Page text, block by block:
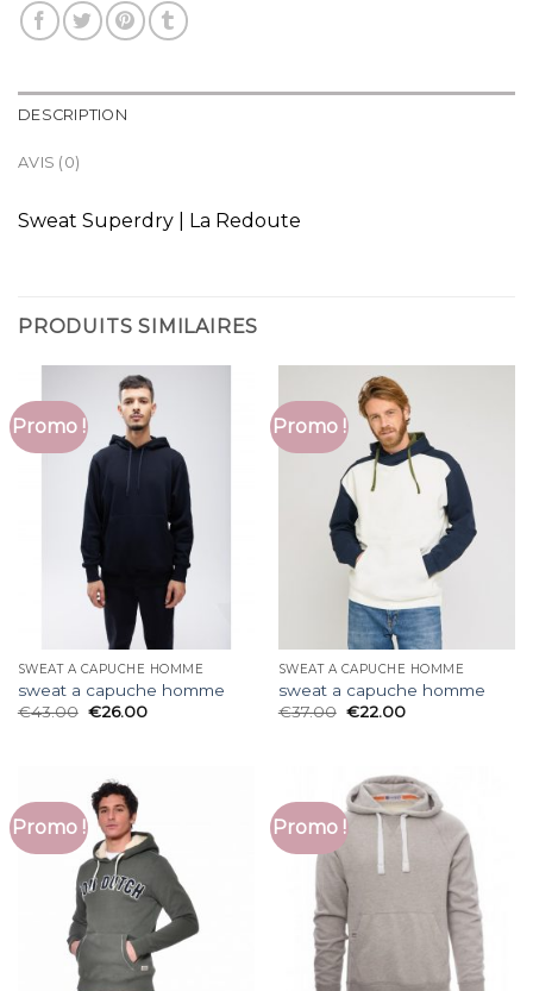
DESCRIPTION
AVIS (0)
Sweat Superdry | La Redoute
PRODUITS SIMILAIRES
Promo !
SWEAT A CAPUCHE HOMME
sweat a capuche homme
€43.00 €26.00
Promo !
SWEAT A CAPUCHE HOMME
sweat a capuche homme
€37.00 €22.00
Promo ! Promo !